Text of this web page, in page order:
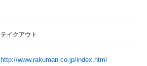
テイクアウト
http://www.rakuman.co.jp/index.html